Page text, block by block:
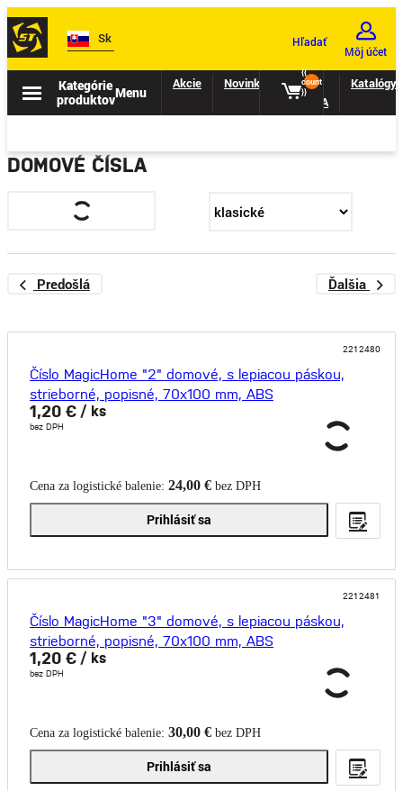
Sk Hľadať
Môj účet
{{
count
}}
Kategórie
produktovMenu
Akcie Novinky
II.
TRIEDA
Katalógy
DOMOVÉ ČÍSLA
Predošlá Ďalšia
2212480
Číslo MagicHome "2" domové, s lepiacou páskou,
strieborné, popisné, 70x100 mm, ABS
1,20 € / ks
bez DPH
Cena za logistické balenie: 24,00 € bez DPH
Prihlásiť sa
2212481
Číslo MagicHome "3" domové, s lepiacou páskou,
strieborné, popisné, 70x100 mm, ABS
1,20 € / ks
bez DPH
Cena za logistické balenie: 30,00 € bez DPH
Prihlásiť sa